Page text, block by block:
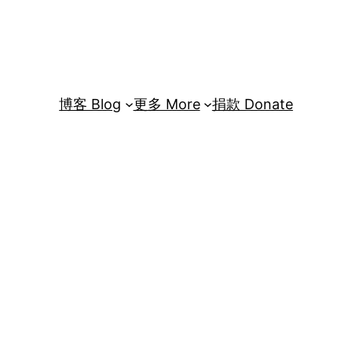
博客 Blog 更多 More 捐款 Donate